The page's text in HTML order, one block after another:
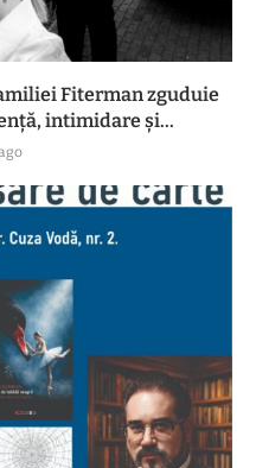
Fiterman zguduie
intimidare și...